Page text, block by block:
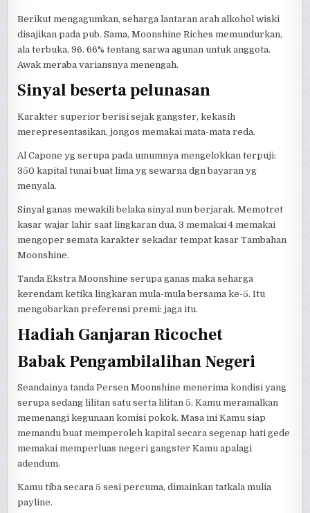
Berikut mengagumkan, seharga lantaran arah alkohol wiski
disajikan pada pub. Sama, Moonshine Riches memundurkan,
ala terbuka, 96. 66% tentang sarwa agunan untuk anggota.
Awak meraba variansnya menengah.
Sinyal beserta pelunasan
Karakter superior berisi sejak gangster, kekasih
merepresentasikan, jongos memakai mata-mata reda.
Al Capone yg serupa pada umumnya mengelokkan terpuji:
350 kapital tunai buat lima yg sewarna dgn bayaran yg
menyala.
Sinyal ganas mewakili belaka sinyal nun berjarak. Memotret
kasar wajar lahir saat lingkaran dua, 3 memakai 4 memakai
mengoper semata karakter sekadar tempat kasar Tambahan
Moonshine.
Tanda Ekstra Moonshine serupa ganas maka seharga
kerendam ketika lingkaran mula-mula bersama ke-5. Itu
mengobarkan preferensi premi: jaga itu.
Hadiah Ganjaran Ricochet
Babak Pengambilalihan Negeri
Seandainya tanda Persen Moonshine menerima kondisi yang
serupa sedang lilitan satu serta lilitan 5, Kamu meramalkan
memenangi kegunaan komisi pokok. Masa ini Kamu siap
memandu buat memperoleh kapital secara segenap hati gede
memakai memperluas negeri gangster Kamu apalagi
adendum.
Kamu tiba secara 5 sesi percuma, dimainkan tatkala mulia
payline.